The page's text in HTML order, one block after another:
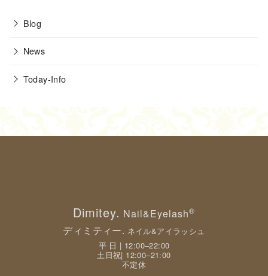
Blog
News
Today-Info
Dimitey. Nail&Eyelash®
ディミティー. ネイル&アイラッシュ
平 日 | 12:00–22:00
土日祝| 12:00–21:00
不定休